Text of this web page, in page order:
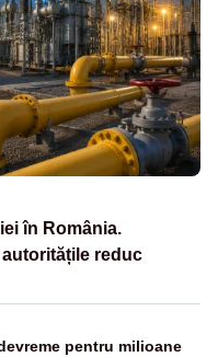
în România.
autoritățile reduc
pentru milioane